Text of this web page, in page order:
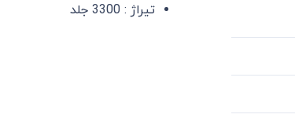
تیراژ : 3300 جلد